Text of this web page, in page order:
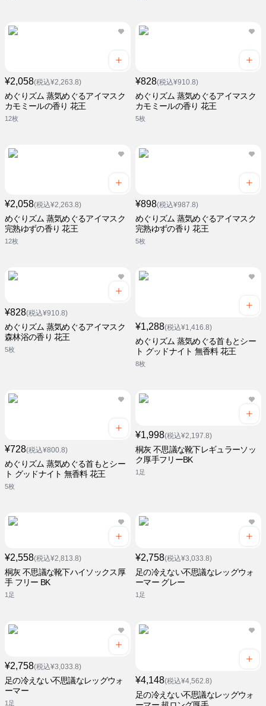
¥2,058(税込¥2,263.8)
めぐりズム 蒸気めぐるアイマスク
カモミールの香り 花王
12枚
¥828(税込¥910.8)
めぐりズム 蒸気めぐるアイマスク
カモミールの香り 花王
5枚
¥2,058(税込¥2,263.8)
めぐりズム 蒸気めぐるアイマスク
完熟ゆずの香り 花王
12枚
¥898(税込¥987.8)
めぐりズム 蒸気めぐるアイマスク
完熟ゆずの香り 花王
5枚
¥828(税込¥910.8)
めぐりズム 蒸気めぐるアイマスク
森林浴の香り 花王
5枚
¥1,288(税込¥1,416.8)
めぐりズム 蒸気めぐる首もとシー
ト グッドナイト 無香料 花王
8枚
¥728(税込¥800.8)
めぐりズム 蒸気めぐる首もとシー
ト グッドナイト 無香料 花王
5枚
¥1,998(税込¥2,197.8)
桐灰 不思議な靴下レギュラーソッ
ク厚手フリーBK
1足
¥2,558(税込¥2,813.8)
桐灰 不思議な靴下ハイソックス厚
手 フリー BK
1足
¥2,758(税込¥3,033.8)
足の冷えない不思議なレッグウォ
ーマー グレー
1足
¥2,758(税込¥3,033.8)
足の冷えない不思議なレッグウォ
ーマー
1足
¥4,148(税込¥4,562.8)
足の冷えない不思議なレッグウォ